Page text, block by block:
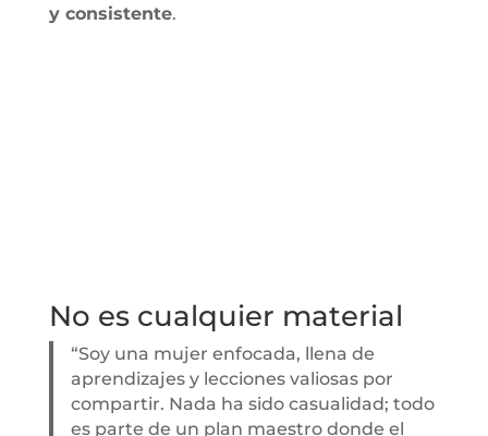
y consistente.
No es cualquier material
“Soy una mujer enfocada, llena de
aprendizajes y lecciones valiosas por
compartir. Nada ha sido casualidad; todo
es parte de un plan maestro donde el